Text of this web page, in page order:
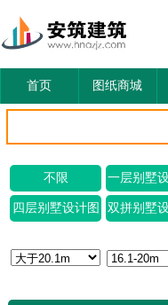
首页 图纸商城
不限 一层别墅
四层别墅设计图 双拼别墅